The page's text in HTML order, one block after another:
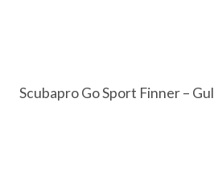
Scubapro Go Sport Finner – Gul